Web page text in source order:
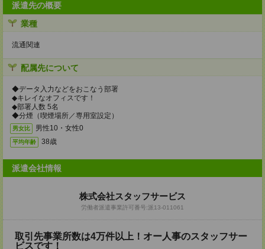
派遣先の概要
業種
流通関連
配属先について
◆データ入力などをおこなう部署
◆キレイなオフィスです！
◆部署人数 5名
◆分煙（喫煙場所／専用室設定）
男女比 男性10・女性0
平均年齢 38歳
派遣会社情報
株式会社スタッフサービス
労働者派遣事業許可番号:派13-011061
取引先事業所数は4万件以上！オー人事のスタッフサー
ビスです！